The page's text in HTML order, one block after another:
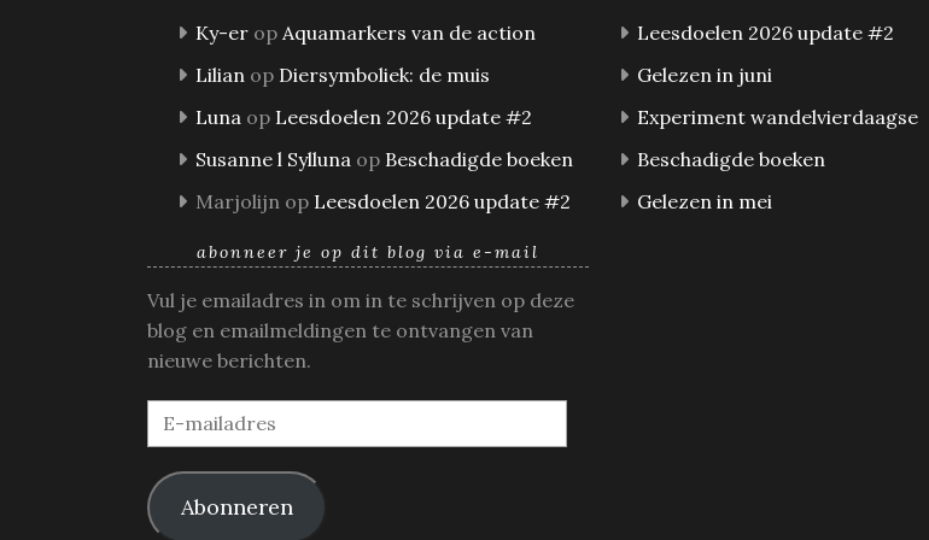
Ky-er op Aquamarkers van de action
Lilian op Diersymboliek: de muis
Luna op Leesdoelen 2026 update #2
Susanne l Sylluna op Beschadigde boeken
Marjolijn op Leesdoelen 2026 update #2
Leesdoelen 2026 update #2
Gelezen in juni
Experiment wandelvierdaagse
Beschadigde boeken
Gelezen in mei
abonneer je op dit blog via e-mail
Vul je emailadres in om in te schrijven op deze
blog en emailmeldingen te ontvangen van
nieuwe berichten.
E-
mailadres
Abonneren